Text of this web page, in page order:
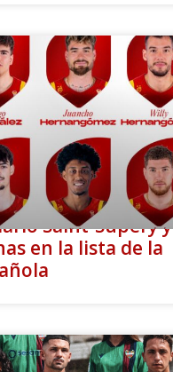
Saint-Supéry y
en la lista de la